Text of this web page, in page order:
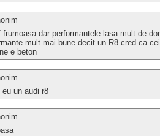
frumoasa dar performantele lasa mult de
mult mai bune decit un R8 cred-ca
e beton
un audi r8